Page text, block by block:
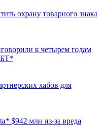
охрану товарного знака
к четырем годам
хабов для
$942 млн из-за вреда